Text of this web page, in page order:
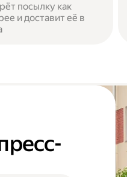
посылку как
и доставит её в